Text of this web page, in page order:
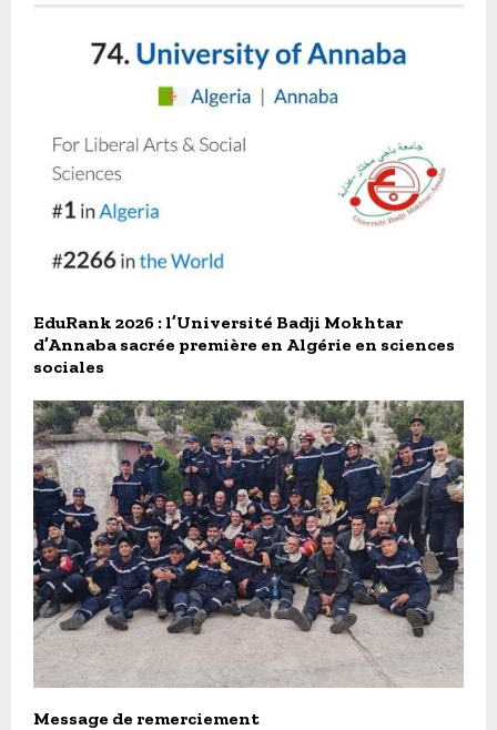
EduRank 2026 : l’Université Badji Mokhtar
d’Annaba sacrée première en Algérie en sciences
sociales
Message de remerciement